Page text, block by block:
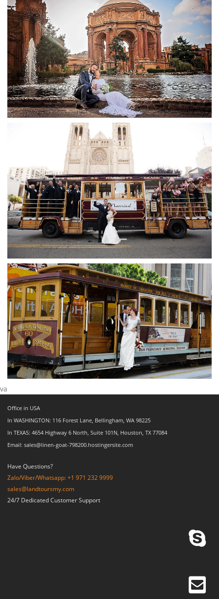
va
Office in USA
In WASHINGTON: 116 Forest Lane, Bellingham, WA 98225
In TEXAS: 4654 Highway 6 North, Suite 101N, Houston, TX 77084
Email: sales@linen-goat-798200.hostingersite.com
Have Questions?
Zalo/Viber/Whatsapp: +1 971 232 9999
sales@landtoursmy.com
24/7 Dedicated Customer Support